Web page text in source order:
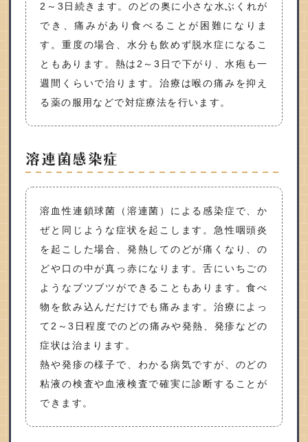
2～3日続きます。のどの奥に小さな水ぶくれが
でき、痛みがあり食べることが困難になりま
す。重度の場合、水分も飲めず脱水症になるこ
ともあります。熱は2～3日で下がり、水疱も一
週間くらいで治ります。治療は喉の痛みを抑え
る薬の服用などで対症療法を行います。
溶連菌感染症
溶血性連鎖球菌（溶連菌）による感染症で、か
ぜと同じような症状を起こします。急性咽頭炎
を起こした場合、発熱してのどが痛くなり、の
どや口の中が真っ赤になります。舌にいちごの
ようなブツブツができることもあります。食べ
物を飲み込んだだけでも痛みます。治療によっ
て2～3日程度でのどの痛みや発熱、発疹などの
症状は治まります。
熱や発疹の様子で、わかる病気ですが、のどの
粘液の検査や血液検査で確実に診断することが
できます。